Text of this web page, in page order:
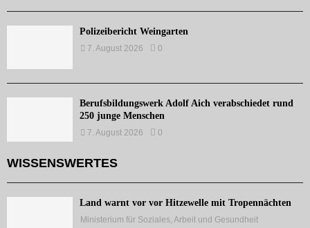
Polizeibericht Weingarten
7. August 2026 0
Berufsbildungswerk Adolf Aich verabschiedet rund
250 junge Menschen
7. August 2026 0
WISSENSWERTES
Land warnt vor vor Hitzewelle mit Tropennächten
Ministerium für Soziales, Arbeit und Gesundheit